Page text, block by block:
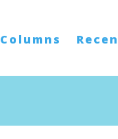
Columns